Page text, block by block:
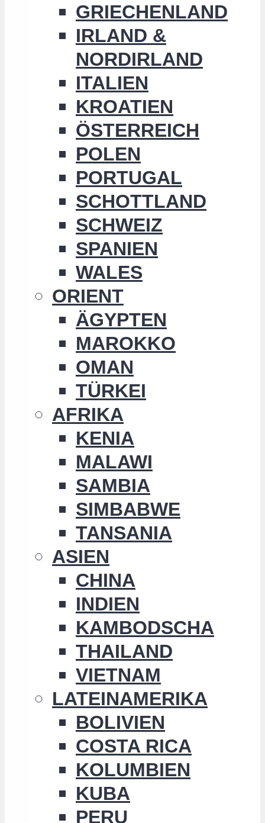
GRIECHENLAND
IRLAND &
NORDIRLAND
ITALIEN
KROATIEN
ÖSTERREICH
POLEN
PORTUGAL
SCHOTTLAND
SCHWEIZ
SPANIEN
WALES
ORIENT
ÄGYPTEN
MAROKKO
OMAN
TÜRKEI
AFRIKA
KENIA
MALAWI
SAMBIA
SIMBABWE
TANSANIA
ASIEN
CHINA
INDIEN
KAMBODSCHA
THAILAND
VIETNAM
LATEINAMERIKA
BOLIVIEN
COSTA RICA
KOLUMBIEN
KUBA
PERU